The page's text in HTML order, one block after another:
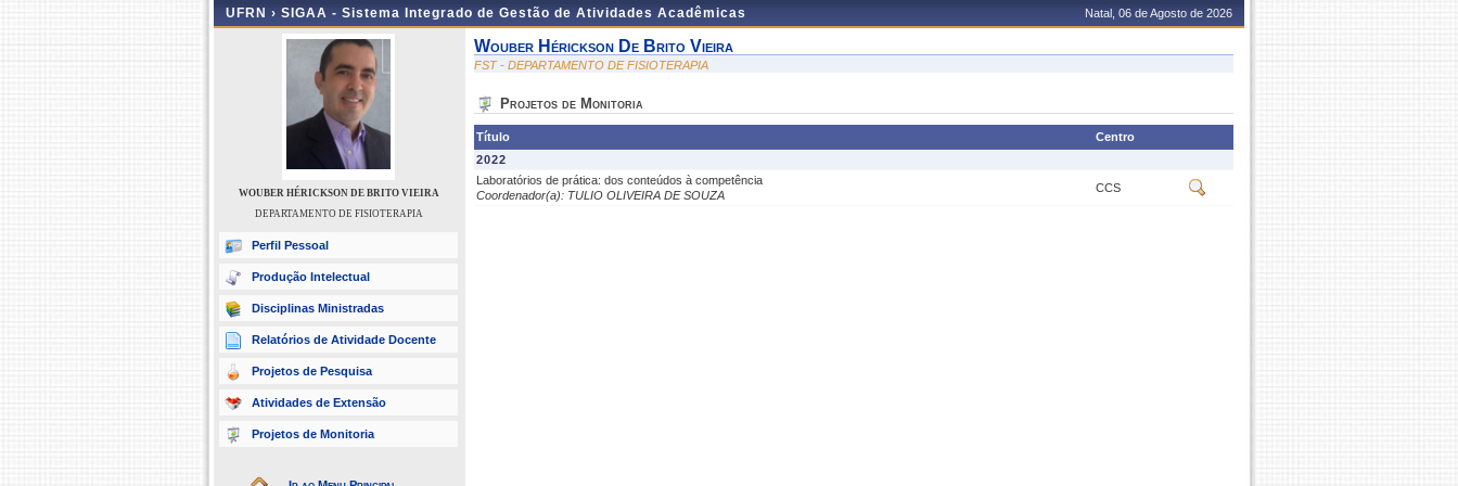
UFRN › SIGAA - Sistema Integrado de Gestão de Atividades Acadêmicas Natal, 06 de Agosto de 2026
WOUBER HÉRICKSON DE BRITO VIEIRA
DEPARTAMENTO DE FISIOTERAPIA
Perfil Pessoal
Produção Intelectual
Disciplinas Ministradas
Relatórios de Atividade Docente
Projetos de Pesquisa
Atividades de Extensão
Projetos de Monitoria
Wouber Hérickson De Brito Vieira
FST - DEPARTAMENTO DE FISIOTERAPIA
Projetos de Monitoria
Título
Centro
2022
Laboratórios de prática: dos conteúdos à competência
Coordenador(a): TULIO OLIVEIRA DE SOUZA
CCS